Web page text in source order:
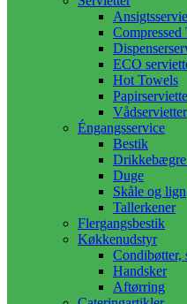
Compressed
ECO
Hot Towels
Vådservietter
Éngangsservice
Bestik
Drikkebægre
Duge
Skåle og lign
Tallerkener
Flergangsbestik
Køkkenudstyr
Condibøtter,
Handsker
Aftørring